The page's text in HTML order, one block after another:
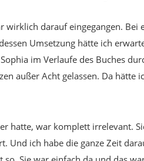
wirklich darauf eingegangen. Bei
Umsetzung hätte ich
im Verlaufe des Buches
außer Acht gelassen. Da
hatte, war komplett irrelevant.
Und ich habe die ganze Zeit